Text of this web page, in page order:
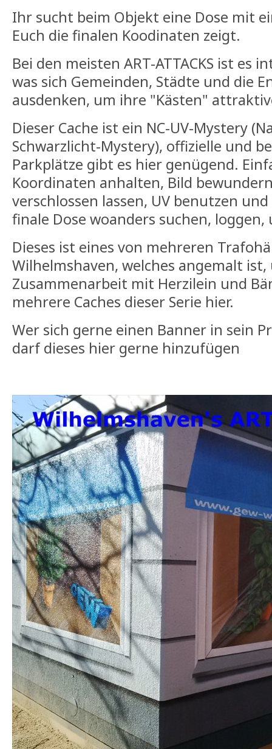
Ihr sucht beim Objekt eine Dose mit
Euch die finalen Koodinaten zeigt.
Bei den meisten ART-ATTACKS ist es
was sich Gemeinden, Städte und die
ausdenken, um ihre "Kästen"
Dieser Cache ist ein NC-UV-Mystery
Schwarzlicht-Mystery), offizielle und
Parkplätze gibt es hier genügend.
Koordinaten anhalten, Bild
verschlossen lassen, UV benutzen
finale Dose woanders suchen,
Dieses ist eines von mehreren
Wilhelmshaven, welches angemalt
Zusammenarbeit mit Herzilein und
mehrere Caches dieser Serie hier.
Wer sich gerne einen Banner in sein
darf dieses hier gerne hinzufügen